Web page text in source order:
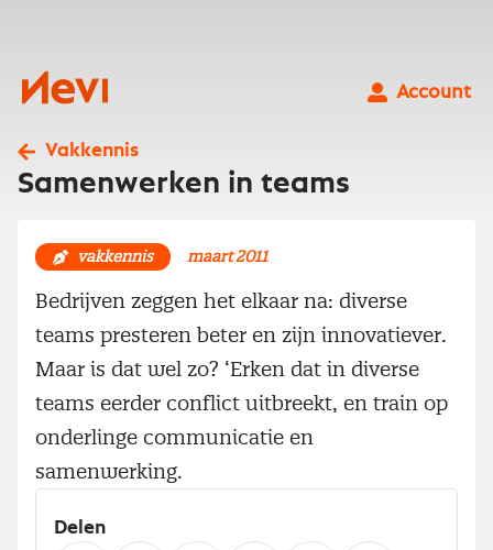
Nevi
Account
Vakkennis
Samenwerken in teams
vakkennis maart 2011
Bedrijven zeggen het elkaar na: diverse
teams presteren beter en zijn innovatiever.
Maar is dat wel zo? ‘Erken dat in diverse
teams eerder conflict uitbreekt, en train op
onderlinge communicatie en
samenwerking.
Delen